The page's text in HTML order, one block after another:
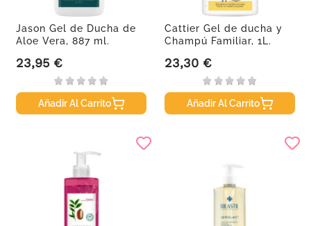
Jason Gel de Ducha de
Aloe Vera, 887 ml.
Precio
23,95 €
Añadir Al Carrito
Cattier Gel de ducha y
Champú Familiar, 1L.
Precio
23,30 €
Añadir Al Carrito